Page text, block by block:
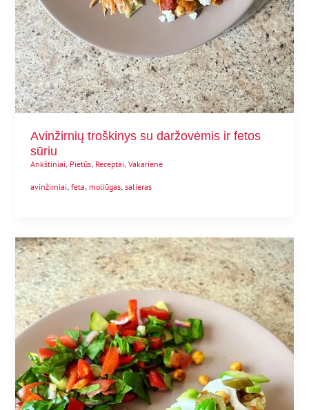
Avinžirnių troškinys su daržovėmis ir fetos
sūriu
Ankštiniai, Pietūs, Receptai,Vakarienė
avinžirniai,feta, moliūgas,salieras